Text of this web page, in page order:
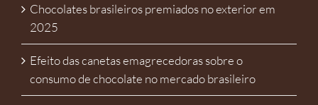
Chocolates brasileiros premiados no exterior em
2025
Efeito das canetas emagrecedoras sobre o
consumo de chocolate no mercado brasileiro